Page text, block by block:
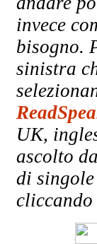
invece
bisogno.
sinistra
UK,
ascolto
di